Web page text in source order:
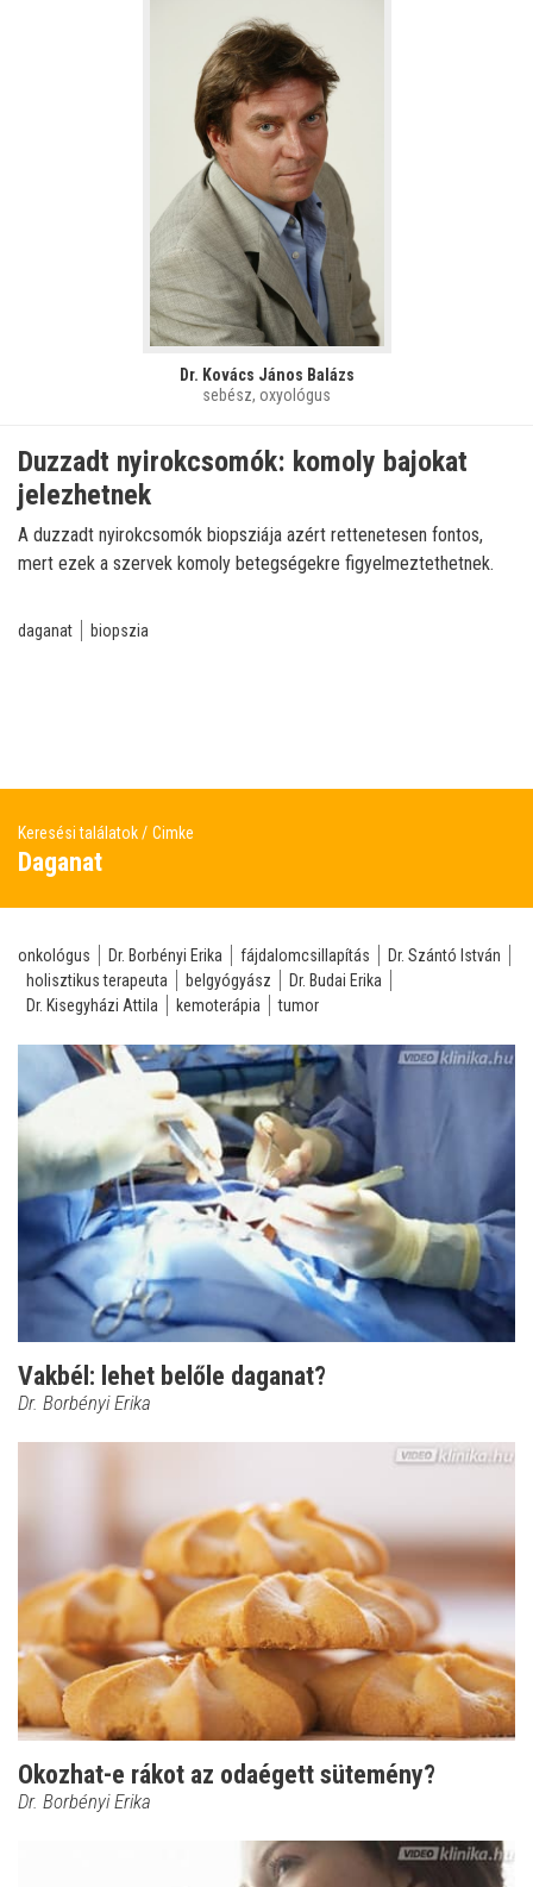
Dr. Kovács János Balázs
sebész, oxyológus
Duzzadt nyirokcsomók: komoly bajokat
jelezhetnek
A duzzadt nyirokcsomók biopsziája azért rettenetesen fontos,
mert ezek a szervek komoly betegségekre figyelmeztethetnek.
daganat biopszia
Keresési találatok Cimke
Daganat
onkológus Dr. Borbényi Erika fájdalomcsillapítás
Dr. Szántó István
holisztikus terapeuta
belgyógyász
Dr. Budai Erika
Dr. Kisegyházi Attila
kemoterápia tumor
Vakbél: lehet belőle daganat?
Dr. Borbényi Erika
Okozhat-e rákot az odaégett sütemény?
Dr. Borbényi Erika